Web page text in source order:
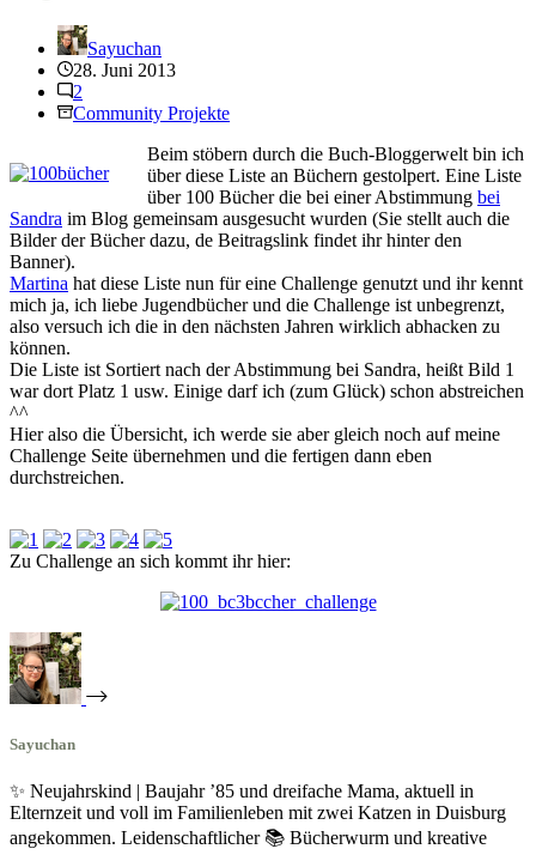
Sayuchan
28. Juni 2013
2
Community Projekte
Beim stöbern durch die Buch-Bloggerwelt bin ich
über diese Liste an Büchern gestolpert. Eine Liste
über 100 Bücher die bei einer Abstimmung bei
Sandra im Blog gemeinsam ausgesucht wurden (Sie stellt auch die
Bilder der Bücher dazu, de Beitragslink findet ihr hinter den
Banner).
Martina hat diese Liste nun für eine Challenge genutzt und ihr kennt
mich ja, ich liebe Jugendbücher und die Challenge ist unbegrenzt,
also versuch ich die in den nächsten Jahren wirklich abhacken zu
können.
Die Liste ist Sortiert nach der Abstimmung bei Sandra, heißt Bild 1
war dort Platz 1 usw. Einige darf ich (zum Glück) schon abstreichen
^^
Hier also die Übersicht, ich werde sie aber gleich noch auf meine
Challenge Seite übernehmen und die fertigen dann eben
durchstreichen.
Zu Challenge an sich kommt ihr hier:
Sayuchan
✨ Neujahrskind | Baujahr ’85 und dreifache Mama, aktuell in
Elternzeit und voll im Familienleben mit zwei Katzen in Duisburg
angekommen. Leidenschaftlicher 📚 Bücherwurm und kreative